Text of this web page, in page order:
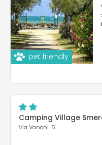
pet friendly
Camping Village
Via Vanoni, 5